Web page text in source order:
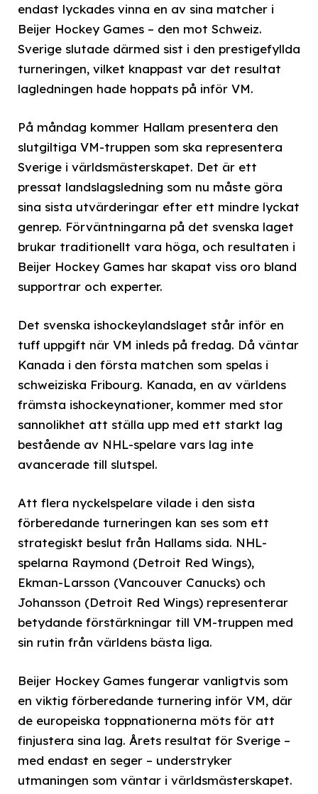
endast lyckades vinna en av sina matcher i
Beijer Hockey Games – den mot Schweiz.
Sverige slutade därmed sist i den prestigefyllda
turneringen, vilket knappast var det resultat
lagledningen hade hoppats på inför VM.
På måndag kommer Hallam presentera den
slutgiltiga VM-truppen som ska representera
Sverige i världsmästerskapet. Det är ett
pressat landslagsledning som nu måste göra
sina sista utvärderingar efter ett mindre lyckat
genrep. Förväntningarna på det svenska laget
brukar traditionellt vara höga, och resultaten i
Beijer Hockey Games har skapat viss oro bland
supportrar och experter.
Det svenska ishockeylandslaget står inför en
tuff uppgift när VM inleds på fredag. Då väntar
Kanada i den första matchen som spelas i
schweiziska Fribourg. Kanada, en av världens
främsta ishockeynationer, kommer med stor
sannolikhet att ställa upp med ett starkt lag
bestående av NHL-spelare vars lag inte
avancerade till slutspel.
Att flera nyckelspelare vilade i den sista
förberedande turneringen kan ses som ett
strategiskt beslut från Hallams sida. NHL-
spelarna Raymond (Detroit Red Wings),
Ekman-Larsson (Vancouver Canucks) och
Johansson (Detroit Red Wings) representerar
betydande förstärkningar till VM-truppen med
sin rutin från världens bästa liga.
Beijer Hockey Games fungerar vanligtvis som
en viktig förberedande turnering inför VM, där
de europeiska toppnationerna möts för att
finjustera sina lag. Årets resultat för Sverige –
med endast en seger – understryker
utmaningen som väntar i världsmästerskapet.